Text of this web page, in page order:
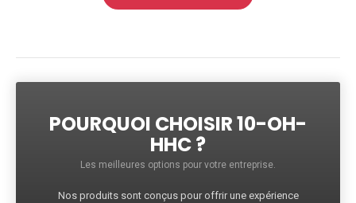
POURQUOI CHOISIR 10-OH-
HHC ?
Les meilleures options pour votre entreprise.
Nos produits sont conçus pour offrir une expérience